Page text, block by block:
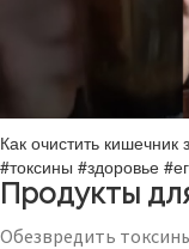
Как очистить
#токсины #здоровье
Продукты
Обезвредить